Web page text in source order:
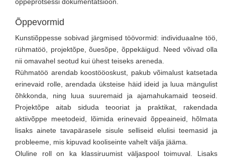
Õppevormid
Kunstiõppesse sobivad järgmised töövormid: individuaalne töö,
rühmatöö, projektõpe, õuesõpe, õppekäigud. Need võivad olla
nii omavahel seotud kui ühest teiseks areneda.
Rühmatöö arendab koostööoskust, pakub võimalust katsetada
erinevaid rolle, arendada üksteise häid ideid ja luua mängulist
õhkkonda, ning luua suuremaid ja ajamahukamaid teoseid.
Projektõpe aitab siduda teooriat ja praktikat, rakendada
aktiivõppe meetodeid, lõimida erinevaid õppeaineid, hõlmata
lisaks ainete tavapärasele sisule selliseid elulisi teemasid ja
probleeme, mis kipuvad kooliseinte vahelt välja jääma.
Oluline roll on ka klassiruumist väljaspool toimuval. Lisaks